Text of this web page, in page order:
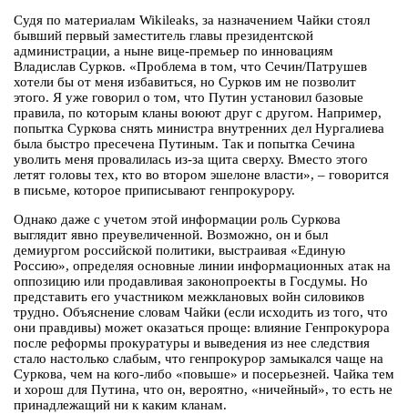
Судя по материалам Wikileaks, за назначением Чайки стоял
бывший первый заместитель главы президентской
администрации, а ныне вице-премьер по инновациям
Владислав Сурков. «Проблема в том, что Сечин/Патрушев
хотели бы от меня избавиться, но Сурков им не позволит
этого. Я уже говорил о том, что Путин установил базовые
правила, по которым кланы воюют друг с другом. Например,
попытка Суркова снять министра внутренних дел Нургалиева
была быстро пресечена Путиным. Так и попытка Сечина
уволить меня провалилась из-за щита сверху. Вместо этого
летят головы тех, кто во втором эшелоне власти», – говорится
в письме, которое приписывают генпрокурору.
Однако даже с учетом этой информации роль Суркова
выглядит явно преувеличенной. Возможно, он и был
демиургом российской политики, выстраивая «Единую
Россию», определяя основные линии информационных атак на
оппозицию или продавливая законопроекты в Госдумы. Но
представить его участником межклановых войн силовиков
трудно. Объяснение словам Чайки (если исходить из того, что
они правдивы) может оказаться проще: влияние Генпрокурора
после реформы прокуратуры и выведения из нее следствия
стало настолько слабым, что генпрокурор замыкался чаще на
Суркова, чем на кого-либо «повыше» и посерьезней. Чайка тем
и хорош для Путина, что он, вероятно, «ничейный», то есть не
принадлежащий ни к каким кланам.